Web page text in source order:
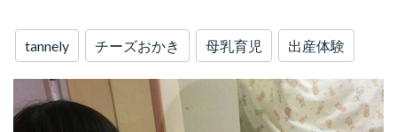
tannely チーズおかき 母乳育児 出産体験